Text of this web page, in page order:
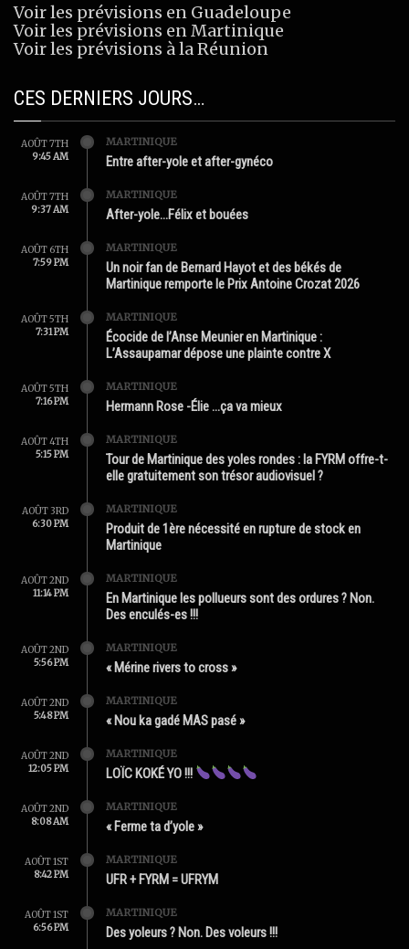
Voir les prévisions en Guadeloupe
Voir les prévisions en Martinique
Voir les prévisions à la Réunion
CES DERNIERS JOURS…
AOÛT 7TH
9:45 AM
MARTINIQUE
Entre after-yole et after-gynéco
AOÛT 7TH
9:37 AM
MARTINIQUE
After-yole…Félix et bouées
AOÛT 6TH
7:59 PM
MARTINIQUE
Un noir fan de Bernard Hayot et des békés de
Martinique remporte le Prix Antoine Crozat 2026
AOÛT 5TH
7:31 PM
MARTINIQUE
Écocide de l’Anse Meunier en Martinique :
L’Assaupamar dépose une plainte contre X
AOÛT 5TH
7:16 PM
MARTINIQUE
Hermann Rose -Élie …ça va mieux
AOÛT 4TH
5:15 PM
MARTINIQUE
Tour de Martinique des yoles rondes : la FYRM offre-t-
elle gratuitement son trésor audiovisuel ?
AOÛT 3RD
6:30 PM
MARTINIQUE
Produit de 1ère nécessité en rupture de stock en
Martinique
AOÛT 2ND
11:14 PM
MARTINIQUE
En Martinique les pollueurs sont des ordures ? Non.
Des enculés-es !!!
AOÛT 2ND
5:56 PM
MARTINIQUE
« Mérine rivers to cross »
AOÛT 2ND
5:48 PM
MARTINIQUE
« Nou ka gadé MAS pasé »
AOÛT 2ND
12:05 PM
MARTINIQUE
LOÏC KOKÉ YO !!!
AOÛT 2ND
8:08 AM
MARTINIQUE
« Ferme ta d’yole »
AOÛT 1ST
8:42 PM
MARTINIQUE
UFR + FYRM = UFRYM
AOÛT 1ST
6:56 PM
MARTINIQUE
Des yoleurs ? Non. Des voleurs !!!